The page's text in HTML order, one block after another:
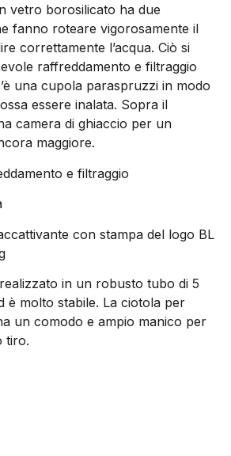
vetro borosilicato ha due
fanno roteare vigorosamente il
correttamente l’acqua. Ciò si
raffreddamento e filtraggio
una cupola paraspruzzi in modo
essere inalata. Sopra il
camera di ghiaccio per un
maggiore.
e filtraggio
con stampa del logo BL
in un robusto tubo di 5
è molto stabile. La ciotola per
un comodo e ampio manico per
tiro.